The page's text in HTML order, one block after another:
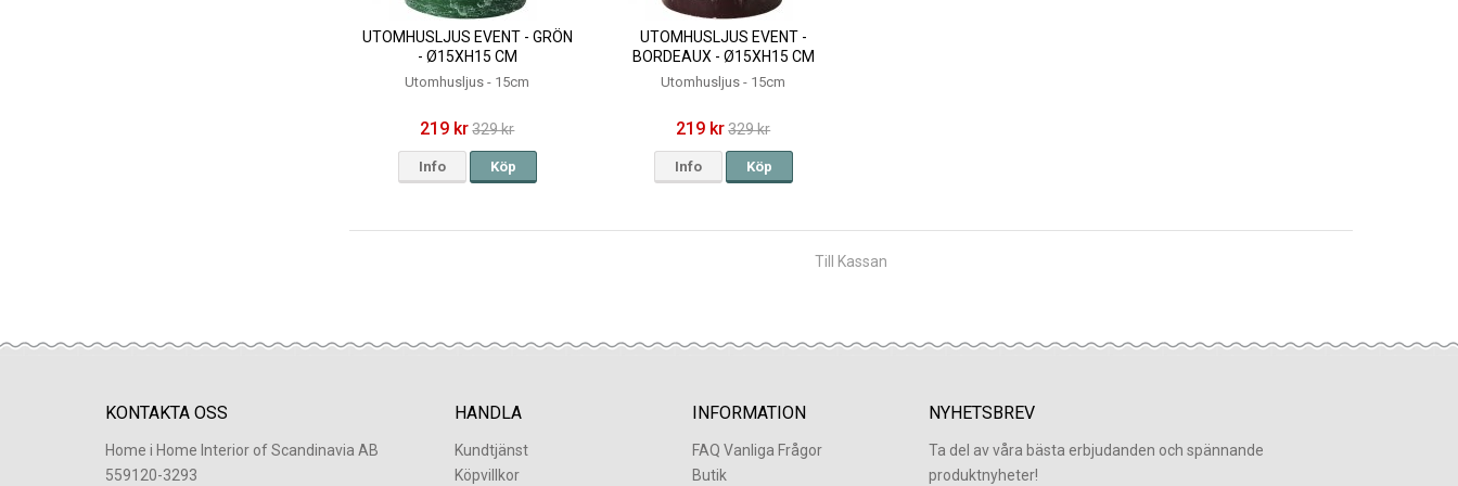
UTOMHUSLJUS EVENT - GRÖN
- Ø15XH15 CM
Utomhusljus - 15cm
219 kr 329 kr
Info Köp
UTOMHUSLJUS EVENT -
BORDEAUX - Ø15XH15 CM
Utomhusljus - 15cm
219 kr 329 kr
Info Köp
Till Kassan
KONTAKTA OSS
Home i Home Interior of Scandinavia AB
559120-3293
HANDLA
Kundtjänst
Köpvillkor
INFORMATION
FAQ Vanliga Frågor
Butik
NYHETSBREV
Ta del av våra bästa erbjudanden och spännande
produktnyheter!